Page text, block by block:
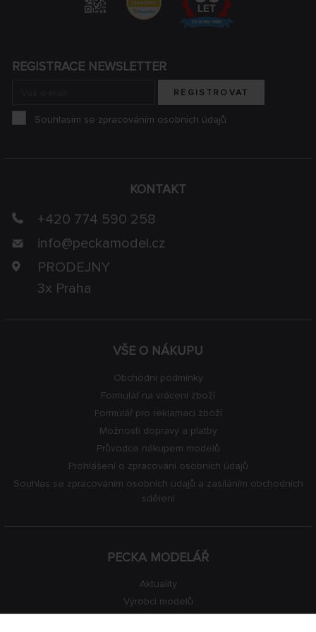
VŠE O NÁKUPU
Obchodní podmínky
Formulář na vrácení zboží
Formulář pro reklamaci zboží
Možnosti dopravy a platby
Průvodce nákupem modelů
Prohlášení o zpracování osobních údajů
Souhlas se zpracováním osobních údajů a zasíláním obchodních
sdělení
PECKA MODELÁŘ
Aktuality
Výrobci modelů
KONTAKT
+420 774 590 258
info@peckamodel.cz
PRODEJNY
3x Praha
REGISTRACE NEWSLETTER
REGISTROVAT
Souhlasím se zpracováním osobních údajů